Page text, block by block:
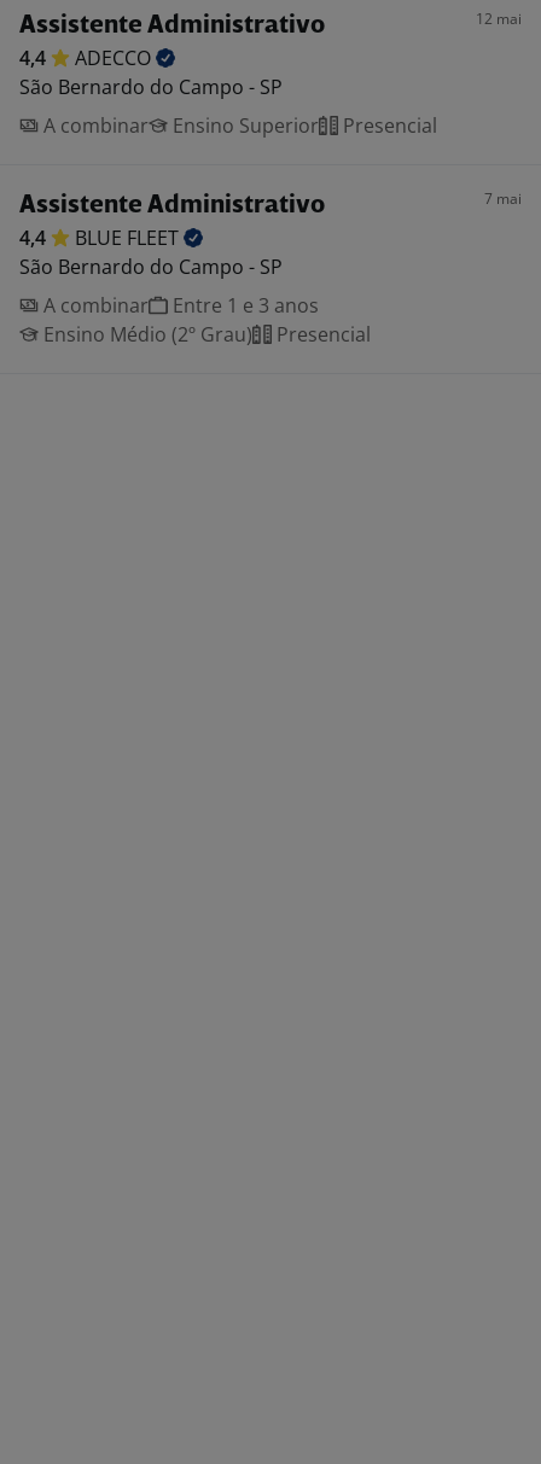
Assistente Administrativo 12 mai
4,4
ADECCO
São Bernardo do Campo - SP
A combinar
Ensino Superior Presencial
Assistente Administrativo 7 mai
4,4 BLUE FLEET
São Bernardo do Campo - SP
A combinar
Entre 1 e 3 anos
Ensino Médio (2º Grau)
Presencial